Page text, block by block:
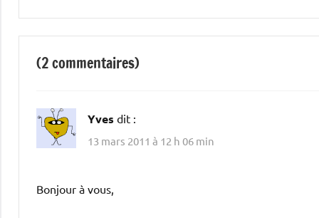
l’article
(2 commentaires)
Yves dit :
13 mars 2011 à 12 h 06 min
Bonjour à vous,